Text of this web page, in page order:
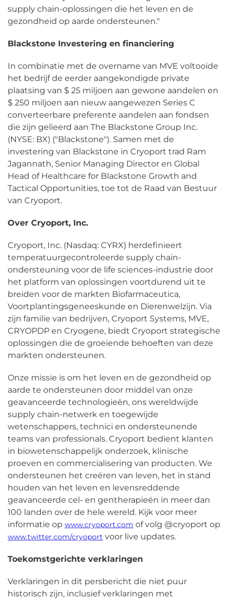
supply chain-oplossingen die het leven en de
gezondheid op aarde ondersteunen."
Blackstone Investering en financiering
In combinatie met de overname van MVE voltooide
het bedrijf de eerder aangekondigde private
plaatsing van $ 25 miljoen aan gewone aandelen en
$ 250 miljoen aan nieuw aangewezen Series C
converteerbare preferente aandelen aan fondsen
die zijn gelieerd aan The Blackstone Group Inc.
(NYSE: BX) ("Blackstone"). Samen met de
investering van Blackstone in Cryoport trad Ram
Jagannath, Senior Managing Director en Global
Head of Healthcare for Blackstone Growth and
Tactical Opportunities, toe tot de Raad van Bestuur
van Cryoport.
Over Cryoport, Inc.
Cryoport, Inc. (Nasdaq: CYRX) herdefinieert
temperatuurgecontroleerde supply chain-
ondersteuning voor de life sciences-industrie door
het platform van oplossingen voortdurend uit te
breiden voor de markten Biofarmaceutica,
Voortplantingsgeneeskunde en Dierenwelzijn. Via
zijn familie van bedrijven, Cryoport Systems, MVE,
CRYOPDP en Cryogene, biedt Cryoport strategische
oplossingen die de groeiende behoeften van deze
markten ondersteunen.
Onze missie is om het leven en de gezondheid op
aarde te ondersteunen door middel van onze
geavanceerde technologieën, ons wereldwijde
supply chain-netwerk en toegewijde
wetenschappers, technici en ondersteunende
teams van professionals. Cryoport bedient klanten
in biowetenschappelijk onderzoek, klinische
proeven en commercialisering van producten. We
ondersteunen het creëren van leven, het in stand
houden van het leven en levensreddende
geavanceerde cel- en gentherapieën in meer dan
100 landen over de hele wereld. Kijk voor meer
informatie op www.cryoport.com of volg @cryoport op
www.twitter.com/cryoport voor live updates.
Toekomstgerichte verklaringen
Verklaringen in dit persbericht die niet puur
historisch zijn, inclusief verklaringen met